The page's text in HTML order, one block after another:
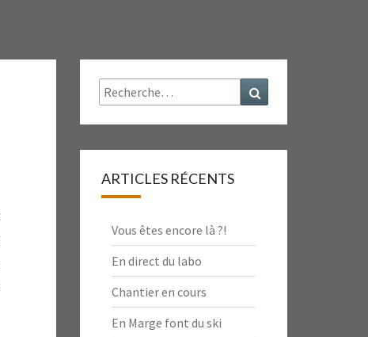
Rechercher :
ARTICLES RÉCENTS
Vous êtes encore là ?!
En direct du labo
Chantier en cours
En Marge font du ski